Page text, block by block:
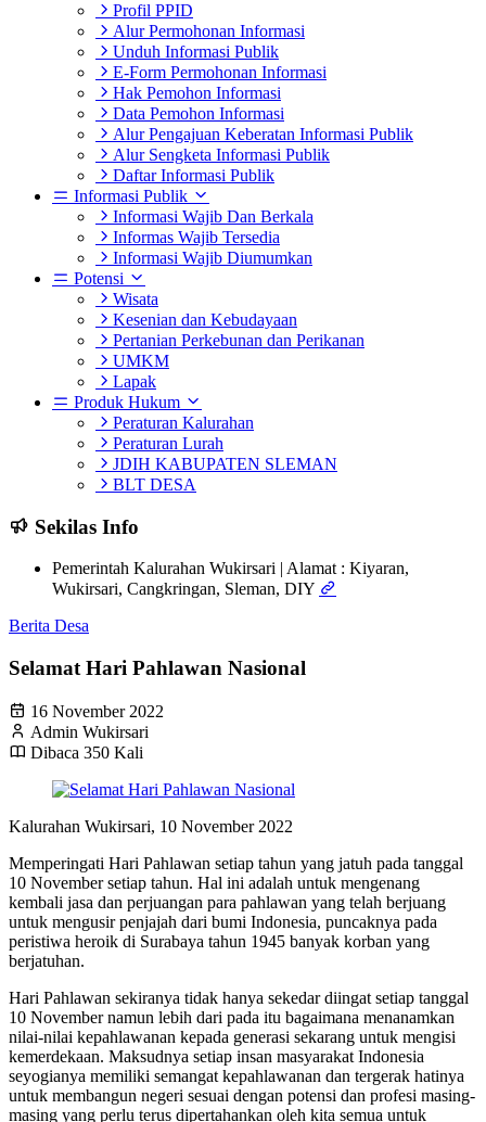
Profil PPID
Alur Permohonan Informasi
Unduh Informasi Publik
E-Form Permohonan Informasi
Hak Pemohon Informasi
Data Pemohon Informasi
Alur Pengajuan Keberatan Informasi Publik
Alur Sengketa Informasi Publik
Daftar Informasi Publik
Informasi Publik
Informasi Wajib Dan Berkala
Informas Wajib Tersedia
Informasi Wajib Diumumkan
Potensi
Wisata
Kesenian dan Kebudayaan
Pertanian Perkebunan dan Perikanan
UMKM
Lapak
Produk Hukum
Peraturan Kalurahan
Peraturan Lurah
JDIH KABUPATEN SLEMAN
BLT DESA
Sekilas Info
Pemerintah Kalurahan Wukirsari | Alamat : Kiyaran,
Wukirsari, Cangkringan, Sleman, DIY
Berita Desa
Selamat Hari Pahlawan Nasional
16 November 2022
Admin Wukirsari
Dibaca 350 Kali
Kalurahan Wukirsari, 10 November 2022
Memperingati Hari Pahlawan setiap tahun yang jatuh pada tanggal
10 November setiap tahun. Hal ini adalah untuk mengenang
kembali jasa dan perjuangan para pahlawan yang telah berjuang
untuk mengusir penjajah dari bumi Indonesia, puncaknya pada
peristiwa heroik di Surabaya tahun 1945 banyak korban yang
berjatuhan.
Hari Pahlawan sekiranya tidak hanya sekedar diingat setiap tanggal
10 November namun lebih dari pada itu bagaimana menanamkan
nilai-nilai kepahlawanan kepada generasi sekarang untuk mengisi
kemerdekaan. Maksudnya setiap insan masyarakat Indonesia
seyogianya memiliki semangat kepahlawanan dan tergerak hatinya
untuk membangun negeri sesuai dengan potensi dan profesi masing-
masing yang perlu terus dipertahankan oleh kita semua untuk